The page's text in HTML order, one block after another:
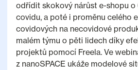
odřídit skokový nárůst e-shopu o
covidu, a poté i proměnu celého
covidových na necovidové
malém týmu o pěti lidech díky
projektů pomocí Freela. Ve
z nanoSPACE ukáže modelové